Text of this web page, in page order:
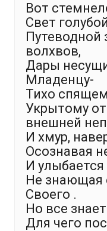
Вот
Свет
Путеводной
волхвов,
Дары
Младенцу-
Тихо
Укрытому
внешней
И хмур,
Осознавая
И
Не знающая
Своего .
Но все
Для чего